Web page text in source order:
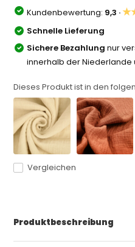
Kundenbewertung: 9,3 ·
Schnelle Lieferung
Sichere Bezahlung nur
innerhalb der Niederlande
Dieses Produkt ist in den
Vergleichen
Produktbeschreibung